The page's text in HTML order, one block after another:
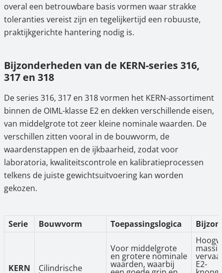
overal een betrouwbare basis vormen waar strakke
toleranties vereist zijn en tegelijkertijd een robuuste,
praktijkgerichte hantering nodig is.
Bijzonderheden van de KERN-series 316,
317 en 318
De series 316, 317 en 318 vormen het KERN-assortiment
binnen de OIML-klasse E2 en dekken verschillende eisen,
van middelgrote tot zeer kleine nominale waarden. De
verschillen zitten vooral in de bouwvorm, de
waardenstappen en de ijkbaarheid, zodat voor
laboratoria, kwaliteitscontrole en kalibratieprocessen
telkens de juiste gewichtsuitvoering kan worden
gekozen.
Serie Bouwvorm Toepassingslogica
KERN Cilindrische
Voor middelgrote
en grotere nominale
waarden, waarbij E2-